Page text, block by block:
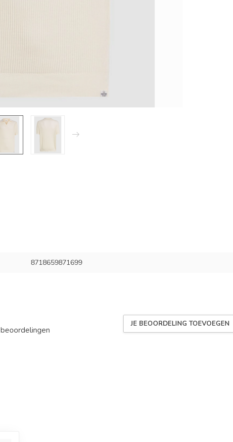
8718659871699
beoordelingen
JE BEOORDELING TOEVOEGEN